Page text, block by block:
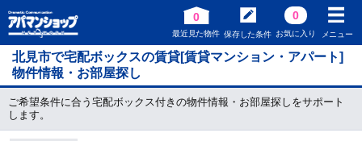
0
最近見た物件 保存した条件
0
お気に入り メニュー
北見市で宅配ボックスの賃貸[賃貸マンション・アパート]
物件情報・お部屋探し
ご希望条件に合う宅配ボックス付きの物件情報・お部屋探しをサポート
します。